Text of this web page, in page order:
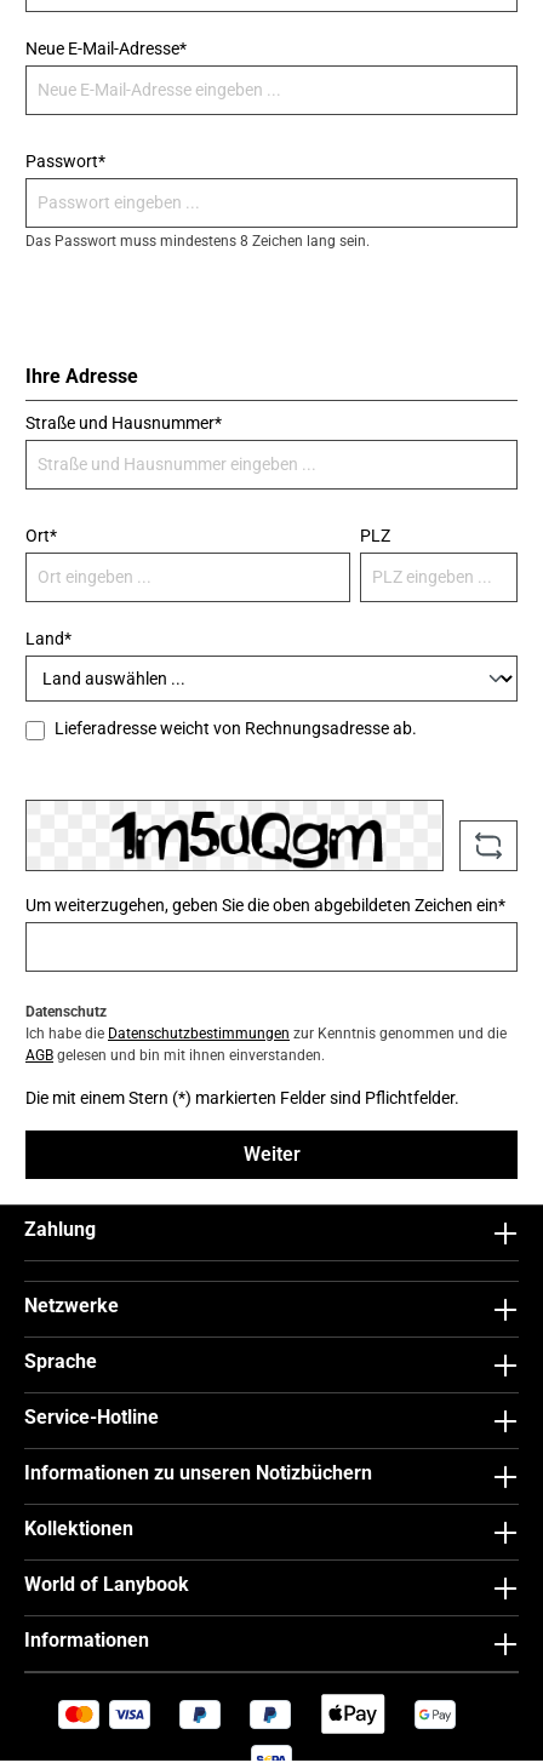
Neue E-Mail-Adresse*
Passwort*
Das Passwort muss mindestens 8 Zeichen lang sein.
Ihre Adresse
Straße und Hausnummer*
Ort* PLZ
Land*
Lieferadresse weicht von Rechnungsadresse ab.
Um weiterzugehen, geben Sie die oben abgebildeten Zeichen ein*
Datenschutz
Ich habe die Datenschutzbestimmungen zur Kenntnis genommen und die
AGB gelesen und bin mit ihnen einverstanden.
Die mit einem Stern (*) markierten Felder sind Pflichtfelder.
Weiter
Zahlung
Netzwerke
Sprache
Service-Hotline
Informationen zu unseren Notizbüchern
Kollektionen
World of Lanybook
Informationen